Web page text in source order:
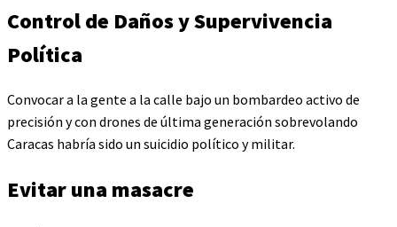
Control de Daños y Supervivencia
Política
Convocar a la gente a la calle bajo un bombardeo activo de
precisión y con drones de última generación sobrevolando
Caracas habría sido un suicidio político y militar.
Evitar una masacre